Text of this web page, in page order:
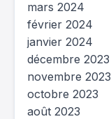
mars 2024
février 2024
janvier 2024
décembre 2023
novembre 2023
octobre 2023
août 2023